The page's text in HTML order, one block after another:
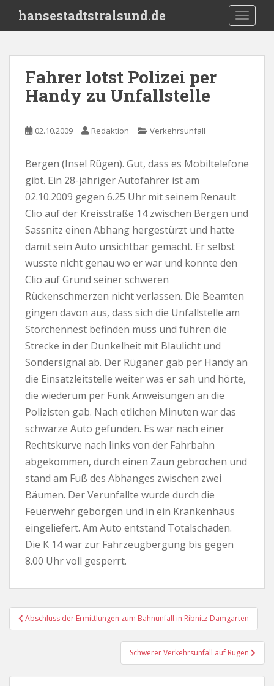
i
hansestadtstralsund.de
Fahrer lotst Polizei per
Handy zu Unfallstelle
02.10.2009 Redaktion Verkehrsunfall
Bergen (Insel Rügen). Gut, dass es Mobiltelefone
gibt. Ein 28-jähriger Autofahrer ist am
02.10.2009 gegen 6.25 Uhr mit seinem Renault
Clio auf der Kreisstraße 14 zwischen Bergen und
Sassnitz einen Abhang hergestürzt und hatte
damit sein Auto unsichtbar gemacht. Er selbst
wusste nicht genau wo er war und konnte den
Clio auf Grund seiner schweren
Rückenschmerzen nicht verlassen. Die Beamten
gingen davon aus, dass sich die Unfallstelle am
Storchennest befinden muss und fuhren die
Strecke in der Dunkelheit mit Blaulicht und
Sondersignal ab. Der Rüganer gab per Handy an
die Einsatzleitstelle weiter was er sah und hörte,
die wiederum per Funk Anweisungen an die
Polizisten gab. Nach etlichen Minuten war das
schwarze Auto gefunden. Es war nach einer
Rechtskurve nach links von der Fahrbahn
abgekommen, durch einen Zaun gebrochen und
stand am Fuß des Abhanges zwischen zwei
Bäumen. Der Verunfallte wurde durch die
Feuerwehr geborgen und in ein Krankenhaus
eingeliefert. Am Auto entstand Totalschaden.
Die K 14 war zur Fahrzeugbergung bis gegen
8.00 Uhr voll gesperrt.
Beitragsnavigation
Abschluss der Ermittlungen zum Bahnunfall in Ribnitz-Damgarten
Schwerer Verkehrsunfall auf Rügen